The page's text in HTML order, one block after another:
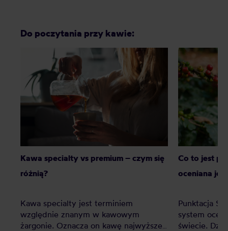
Do poczytania przy kawie:
Kawa specialty vs premium – czym się
różnią?
Kawa specialty jest terminiem
względnie znanym w kawowym
żargonie. Oznacza on kawę najwyższej
Co to jest
oceniana
Punktacja
system
świecie.